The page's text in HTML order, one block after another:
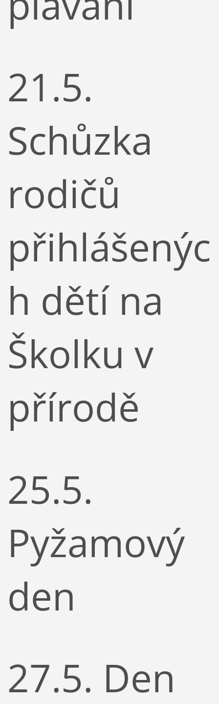
21.5.
Schůzka
rodičů
přihlášenýc
h dětí na
Školku v
přírodě
25.5.
Pyžamový
den
27.5. Den